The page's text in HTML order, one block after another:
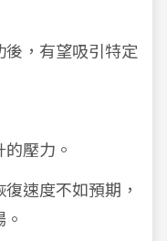
，有望吸引特定
壓力。
速度不如預期，